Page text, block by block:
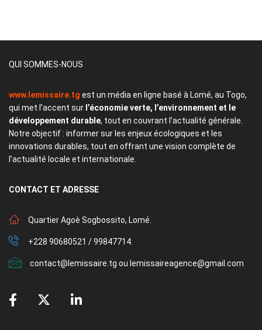
QUI SOMMES-NOUS
www.lemissaire.tg est un média en ligne basé à Lomé, au Togo,
qui met l’accent sur l’économie verte, l’environnement et le
développement durable, tout en couvrant l’actualité générale.
Notre objectif : informer sur les enjeux écologiques et les
innovations durables, tout en offrant une vision complète de
l’actualité locale et internationale.
CONTACT ET ADRESSE
Quartier Agoè Sogbossito, Lomé.
+228 90680521 / 99847714.
contact@lemissaire.tg ou lemissaireagence@gmail.com